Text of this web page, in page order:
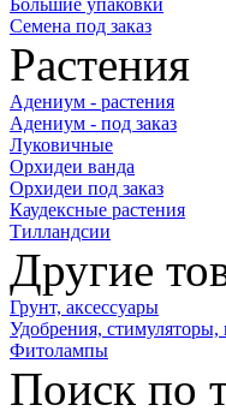
Большие упаковки
Семена под заказ
Растения
Адениум - растения
Адениум - под заказ
Луковичные
Орхидеи ванда
Орхидеи под заказ
Каудексные растения
Тилландсии
Другие
Грунт, аксессуары
Удобрения,
Фитолампы
Поиск по